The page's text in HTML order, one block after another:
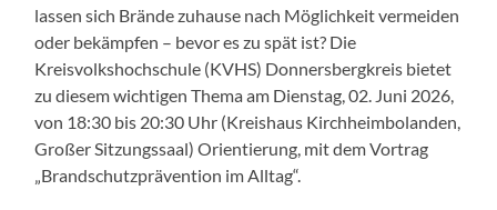
lassen sich Brände zuhause nach Möglichkeit vermeiden
oder bekämpfen – bevor es zu spät ist? Die
Kreisvolkshochschule (KVHS) Donnersbergkreis bietet
zu diesem wichtigen Thema am Dienstag, 02. Juni 2026,
von 18:30 bis 20:30 Uhr (Kreishaus Kirchheimbolanden,
Großer Sitzungssaal) Orientierung, mit dem Vortrag
„Brandschutzprävention im Alltag“.